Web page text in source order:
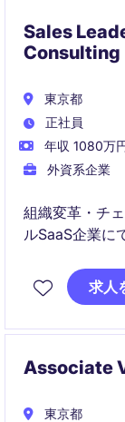
Sales
Consulting
東京都
正社員
年収 1080万
外資系企業
組織変革・チ
ルSaaS企業に
ナー構築まで
ただくポジシ
求人
Associate
東京都